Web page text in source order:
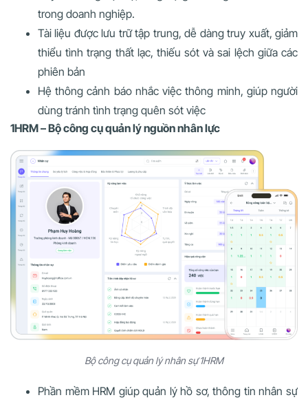
trong doanh nghiệp.
Tài liệu được lưu trữ tập trung, dễ dàng truy xuất, giảm
thiểu tình trạng thất lạc, thiếu sót và sai lệch giữa các
phiên bản
Hệ thông cảnh báo nhắc việc thông minh, giúp người
dùng tránh tình trạng quên sót việc
1HRM – Bộ công cụ quản lý nguồn nhân lực
Bộ công cụ quản lý nhân sự 1HRM
Phần mềm HRM giúp quản lý hồ sơ, thông tin nhân sự